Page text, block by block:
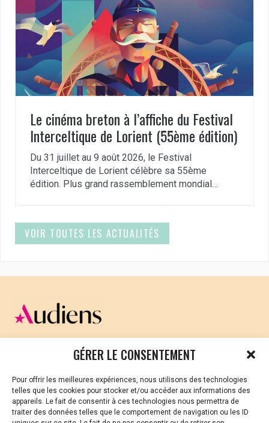
GÉRER LE CONSENTEMENT
Pour offrir les meilleures expériences, nous utilisons des technologies
telles que les cookies pour stocker et/ou accéder aux informations des
appareils. Le fait de consentir à ces technologies nous permettra de
traiter des données telles que le comportement de navigation ou les ID
Le cinéma breton à l’affiche du Festival
Interceltique de Lorient (55ème édition)
Du 31 juillet au 9 août 2026, le Festival
Interceltique de Lorient célèbre sa 55ème
édition. Plus grand rassemblement mondial…
VOIR TOUTES LES ACTUALITÉS
CELLULE D’ÉCOUTE ET DE SOUTIEN PSYCHOLOGIQUE ET
Vous avez été témoin ou vous êtes victime de VSS ? Ou
vous êtes référent·es harcèlement en besoin de soutien
ou d’informations ?